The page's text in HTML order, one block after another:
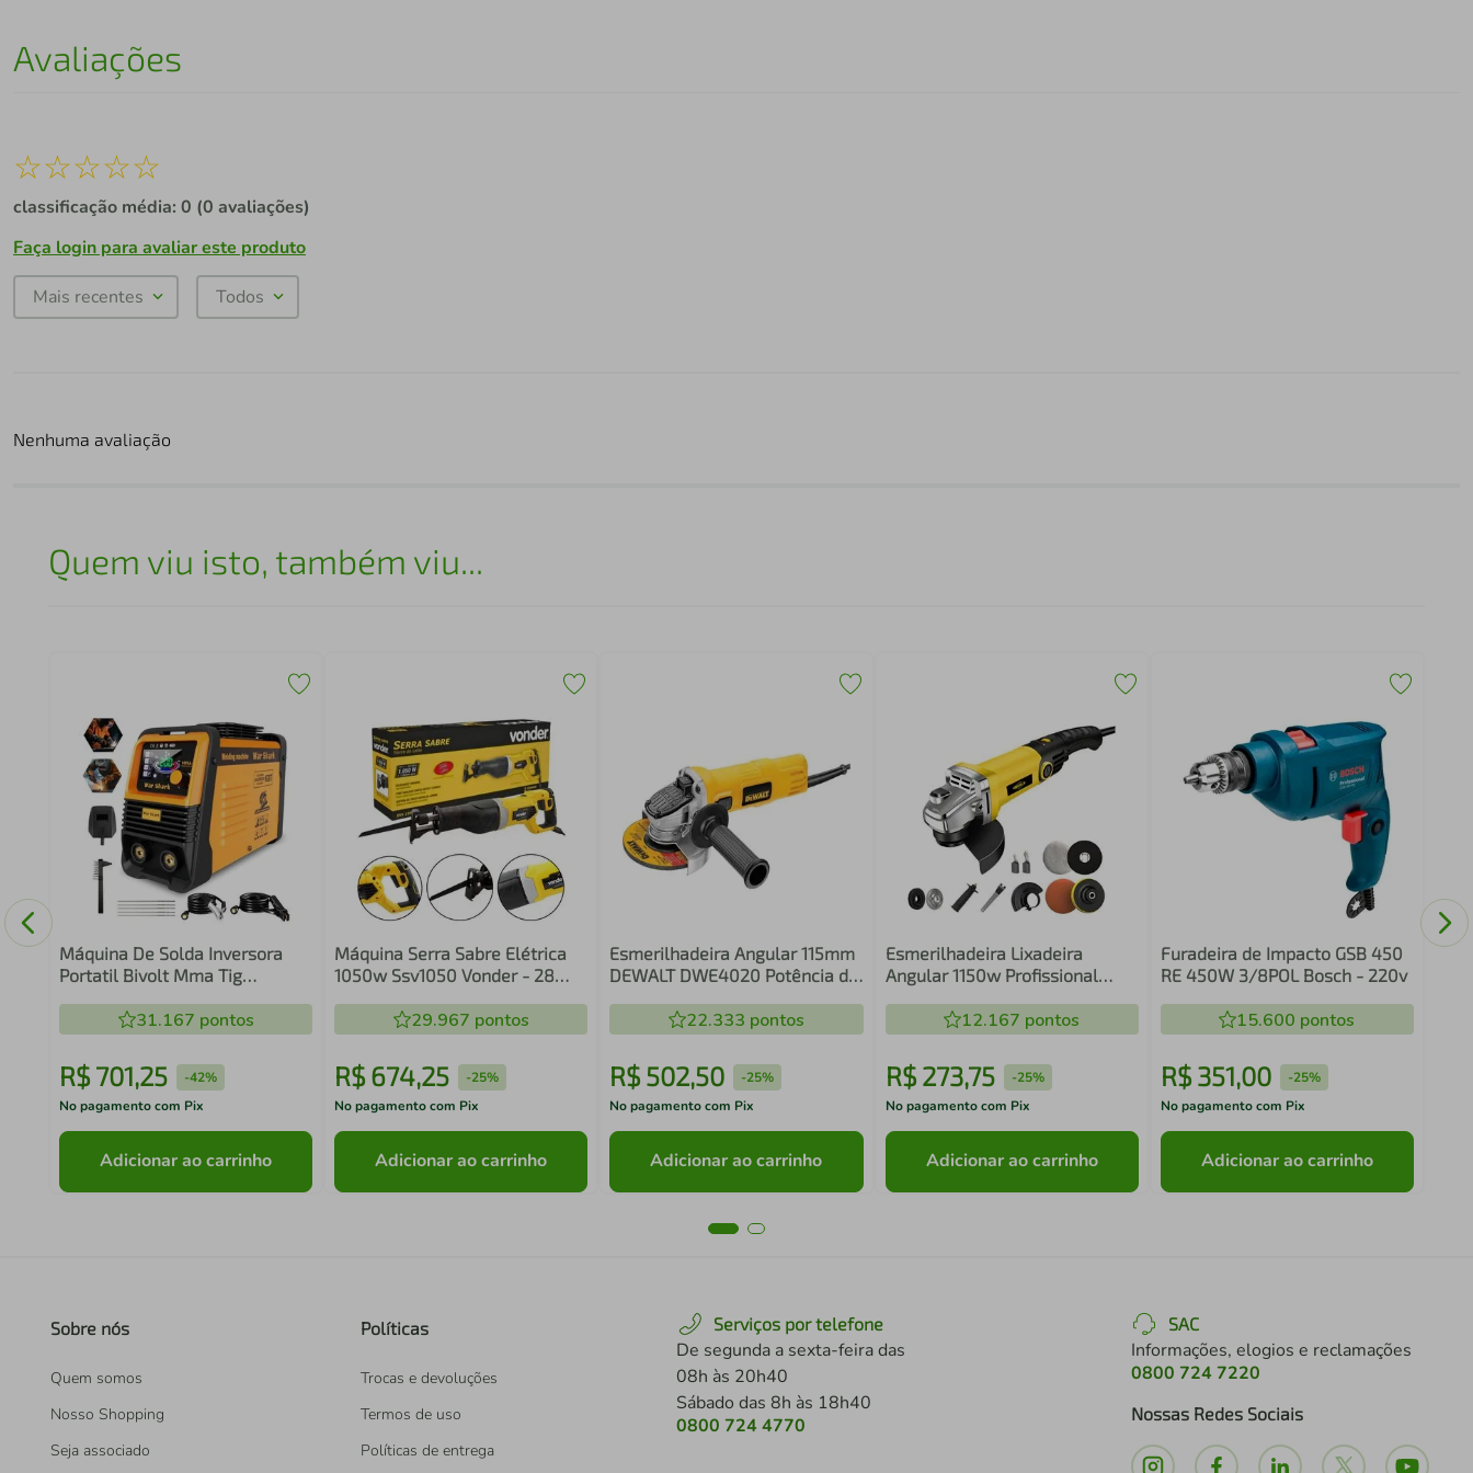
Avaliações
☆☆☆☆☆
classificação média: 0 (0 avaliações)
Faça login para avaliar este produto
Mais recentes Todos
Nenhuma avaliação
Quem viu isto, também viu...
Máquina De Solda Inversora
Portatil Bivolt Mma Tig
31.167 pontos
R$ 701,25 -42%
No pagamento com Pix
Adicionar ao carrinho
Máquina Serra Sabre Elétrica
1050w Ssv1050 Vonder - 28
29.967 pontos
R$ 674,25 -25%
No pagamento com Pix
Adicionar ao carrinho
Esmerilhadeira Angular 115mm
DEWALT DWE4020 Potência de
22.333 pontos
R$502,50 -25%
No pagamento com Pix
Adicionar ao carrinho
Esmerilhadeira Lixadeira
Angular 1150w Profissional
12.167 pontos
R$ 273,75 -25%
No pagamento com Pix
Adicionar ao carrinho
Furadeira de Impacto GSB 450
RE 450W 3/8POL Bosch - 220v
15.600 pontos
R$ 351,00 -25%
No pagamento com Pix
Adicionar ao carrinho
Sobre nós
Quem somos
Nosso Shopping
Seja associado
Políticas
Trocas e devoluções
Termos de uso
Políticas de entrega
Serviços por telefone
De segunda a sexta-feira das
08h às 20h40
Sábado das 8h às 18h40
0800 724 4770
SAC
Informações, elogios e reclamações
0800 724 7220
Nossas Redes Sociais